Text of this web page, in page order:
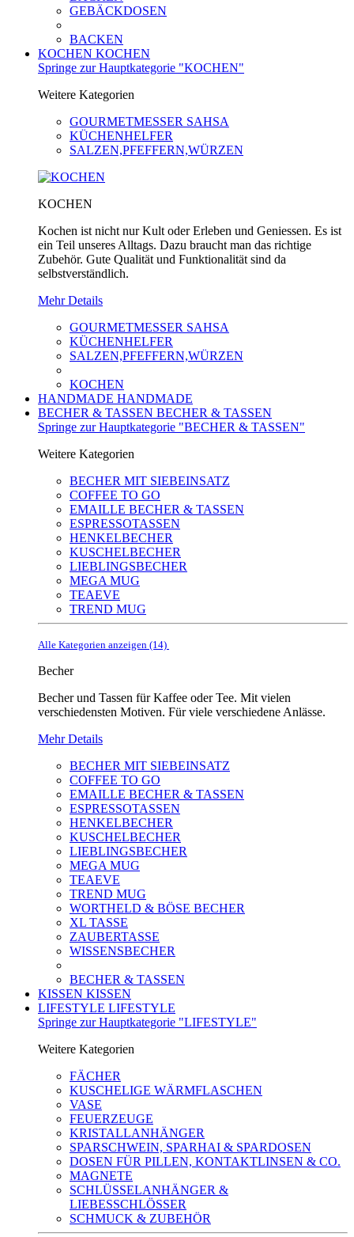
GEBÄCKDOSEN
BACKEN
KOCHEN KOCHEN
Springe zur Hauptkategorie "KOCHEN"
Weitere Kategorien
GOURMETMESSER SAHSA
KÜCHENHELFER
SALZEN,PFEFFERN,WÜRZEN
KOCHEN
Kochen ist nicht nur Kult oder Erleben und Geniessen. Es ist
ein Teil unseres Alltags. Dazu braucht man das richtige
Zubehör. Gute Qualität und Funktionalität sind da
selbstverständlich.
Mehr Details
GOURMETMESSER SAHSA
KÜCHENHELFER
SALZEN,PFEFFERN,WÜRZEN
KOCHEN
HANDMADE HANDMADE
BECHER & TASSEN BECHER & TASSEN
Springe zur Hauptkategorie "BECHER & TASSEN"
Weitere Kategorien
BECHER MIT SIEBEINSATZ
COFFEE TO GO
EMAILLE BECHER & TASSEN
ESPRESSOTASSEN
HENKELBECHER
KUSCHELBECHER
LIEBLINGSBECHER
MEGA MUG
TEAEVE
TREND MUG
Alle Kategorien anzeigen (14)
Becher
Becher und Tassen für Kaffee oder Tee. Mit vielen
verschiedensten Motiven. Für viele verschiedene Anlässe.
Mehr Details
BECHER MIT SIEBEINSATZ
COFFEE TO GO
EMAILLE BECHER & TASSEN
ESPRESSOTASSEN
HENKELBECHER
KUSCHELBECHER
LIEBLINGSBECHER
MEGA MUG
TEAEVE
TREND MUG
WORTHELD & BÖSE BECHER
XL TASSE
ZAUBERTASSE
WISSENSBECHER
BECHER & TASSEN
KISSEN KISSEN
LIFESTYLE LIFESTYLE
Springe zur Hauptkategorie "LIFESTYLE"
Weitere Kategorien
FÄCHER
KUSCHELIGE WÄRMFLASCHEN
VASE
FEUERZEUGE
KRISTALLANHÄNGER
SPARSCHWEIN, SPARHAI & SPARDOSEN
DOSEN FÜR PILLEN, KONTAKTLINSEN & CO.
MAGNETE
SCHLÜSSELANHÄNGER &
LIEBESSCHLÖSSER
SCHMUCK & ZUBEHÖR